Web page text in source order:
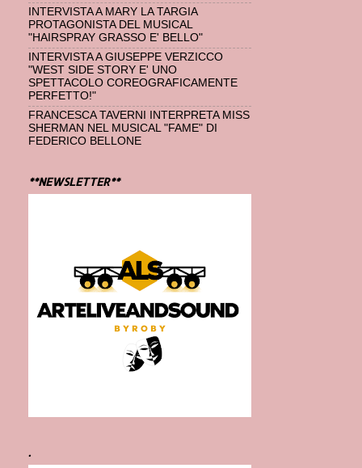
INTERVISTA A MARY LA TARGIA
PROTAGONISTA DEL MUSICAL
"HAIRSPRAY GRASSO E' BELLO"
INTERVISTA A GIUSEPPE VERZICCO
"WEST SIDE STORY E' UNO
SPETTACOLO COREOGRAFICAMENTE
PERFETTO!"
FRANCESCA TAVERNI INTERPRETA MISS
SHERMAN NEL MUSICAL "FAME" DI
FEDERICO BELLONE
**NEWSLETTER**
.